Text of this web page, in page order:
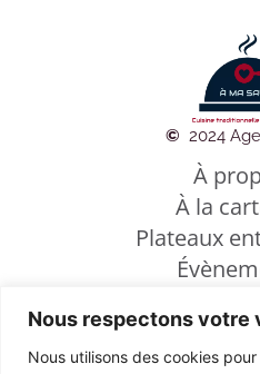
Nous respectons votre
Nous utilisons des cookies
À
À la
Plateaux
Conditions
© 2024